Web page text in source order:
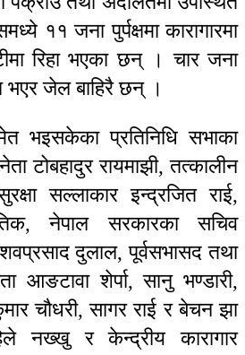
११ जना पुर्पक्षमा कारागारमा
रिहा भएका छन् । चार जना
भएर जेल बाहिरै छन् ।
भइसकेका प्रतिनिधि सभाका
टोबहादुर रायमाझी, तत्कालीन
सल्लाकार इन्द्रजित राई,
नेपाल सरकारका सचिव
दुलाल, पूर्वसभासद तथा
आङटावा शेर्पा, सानु भण्डारी,
चौधरी, सागर राई र बेचन झा
नख्खु र केन्द्रीय कारागार